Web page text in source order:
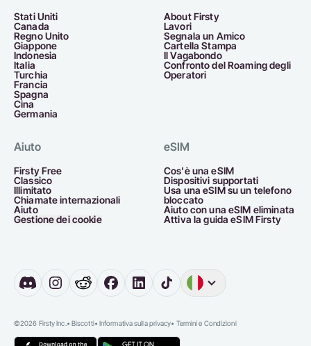
Stati Uniti
Canada
Regno Unito
Giappone
Indonesia
Italia
Turchia
Francia
Spagna
Cina
Germania
About Firsty
Lavori
Segnala un Amico
Cartella Stampa
Il Vagabondo
Confronto del Roaming degli
Operatori
Aiuto
Firsty Free
Classico
Illimitato
Chiamate internazionali
Aiuto
Gestione dei cookie
eSIM
Cos'è una eSIM
Dispositivi supportati
Usa una eSIM su un telefono
bloccato
Aiuto con una eSIM eliminata
Attiva la guida eSIM Firsty
©2026 Firsty Inc. • Biscotti• Informativa sulla privacy• Termini e Condizioni